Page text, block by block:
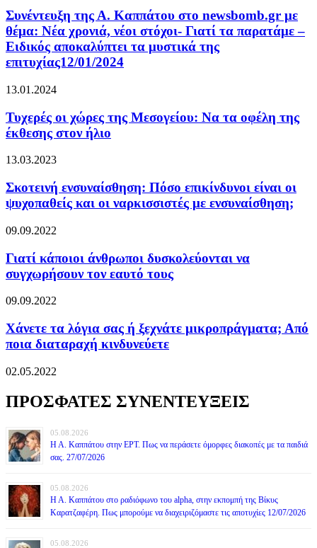
Συνέντευξη της Α. Καππάτου στο newsbomb.gr με
θέμα: Νέα χρονιά, νέοι στόχοι- Γιατί τα παρατάμε –
Ειδικός αποκαλύπτει τα μυστικά της
επιτυχίας12/01/2024
13.01.2024
Τυχερές οι χώρες της Μεσογείου: Να τα οφέλη της
έκθεσης στον ήλιο
13.03.2023
Σκοτεινή ενσυναίσθηση: Πόσο επικίνδυνοι είναι οι
ψυχοπαθείς και οι ναρκισσιστές με ενσυναίσθηση;
09.09.2022
Γιατί κάποιοι άνθρωποι δυσκολεύονται να
συγχωρήσουν τον εαυτό τους
09.09.2022
Χάνετε τα λόγια σας ή ξεχνάτε μικροπράγματα; Από
ποια διαταραχή κινδυνεύετε
02.05.2022
ΠΡΟΣΦΑΤΕΣ ΣΥΝΕΝΤΕΥΞΕΙΣ
05.08.2026
Η Α. Καππάτου στην ΕΡΤ. Πως να περάσετε όμορφες διακοπές με τα παιδιά
σας. 27/07/2026
05.08.2026
Η Α. Καππάτου στο ραδιόφωνο του alpha, στην εκπομπή της Βίκυς
Καρατζαφέρη. Πως μπορούμε να διαχειριζόμαστε τις αποτυχίες 12/07/2026
05.08.2026